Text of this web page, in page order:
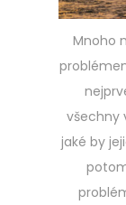
Mnoho
všechny
jaké by